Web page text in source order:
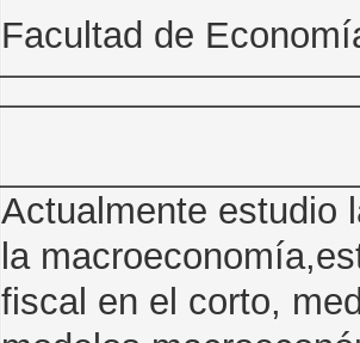
Facultad de
Actualmente estudio
la
fiscal en el corto,